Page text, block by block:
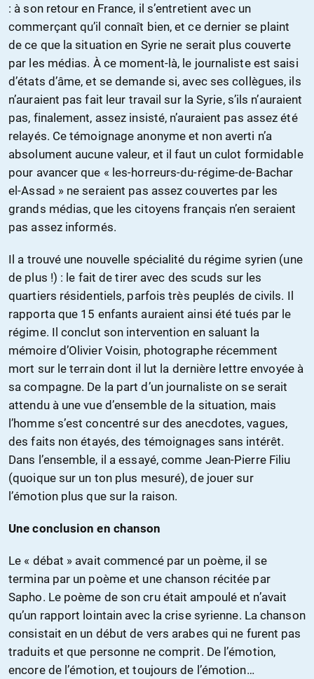
: à son retour en France, il s’entretient avec un
commerçant qu’il connaît bien, et ce dernier se plaint
de ce que la situation en Syrie ne serait plus couverte
par les médias. À ce moment-là, le journaliste est saisi
d’états d’âme, et se demande si, avec ses collègues, ils
n’auraient pas fait leur travail sur la Syrie, s’ils n’auraient
pas, finalement, assez insisté, n’auraient pas assez été
relayés. Ce témoignage anonyme et non averti n’a
absolument aucune valeur, et il faut un culot formidable
pour avancer que « les-horreurs-du-régime-de-Bachar
el-Assad » ne seraient pas assez couvertes par les
grands médias, que les citoyens français n’en seraient
pas assez informés.
Il a trouvé une nouvelle spécialité du régime syrien (une
de plus !) : le fait de tirer avec des scuds sur les
quartiers résidentiels, parfois très peuplés de civils. Il
rapporta que 15 enfants auraient ainsi été tués par le
régime. Il conclut son intervention en saluant la
mémoire d’Olivier Voisin, photographe récemment
mort sur le terrain dont il lut la dernière lettre envoyée à
sa compagne. De la part d’un journaliste on se serait
attendu à une vue d’ensemble de la situation, mais
l’homme s’est concentré sur des anecdotes, vagues,
des faits non étayés, des témoignages sans intérêt.
Dans l’ensemble, il a essayé, comme Jean-Pierre Filiu
(quoique sur un ton plus mesuré), de jouer sur
l’émotion plus que sur la raison.
Une conclusion en chanson
Le « débat » avait commencé par un poème, il se
termina par un poème et une chanson récitée par
Sapho. Le poème de son cru était ampoulé et n’avait
qu’un rapport lointain avec la crise syrienne. La chanson
consistait en un début de vers arabes qui ne furent pas
traduits et que personne ne comprit. De l’émotion,
encore de l’émotion, et toujours de l’émotion…